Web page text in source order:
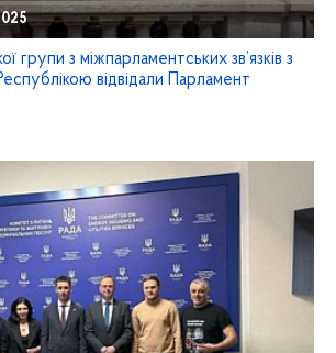
групи з міжпарламентських зв’язків з
відвідали Парламент